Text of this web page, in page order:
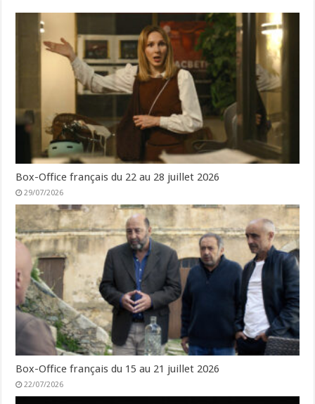
Box-Office français du 22 au 28 juillet 2026
29/07/2026
Box-Office français du 15 au 21 juillet 2026
22/07/2026